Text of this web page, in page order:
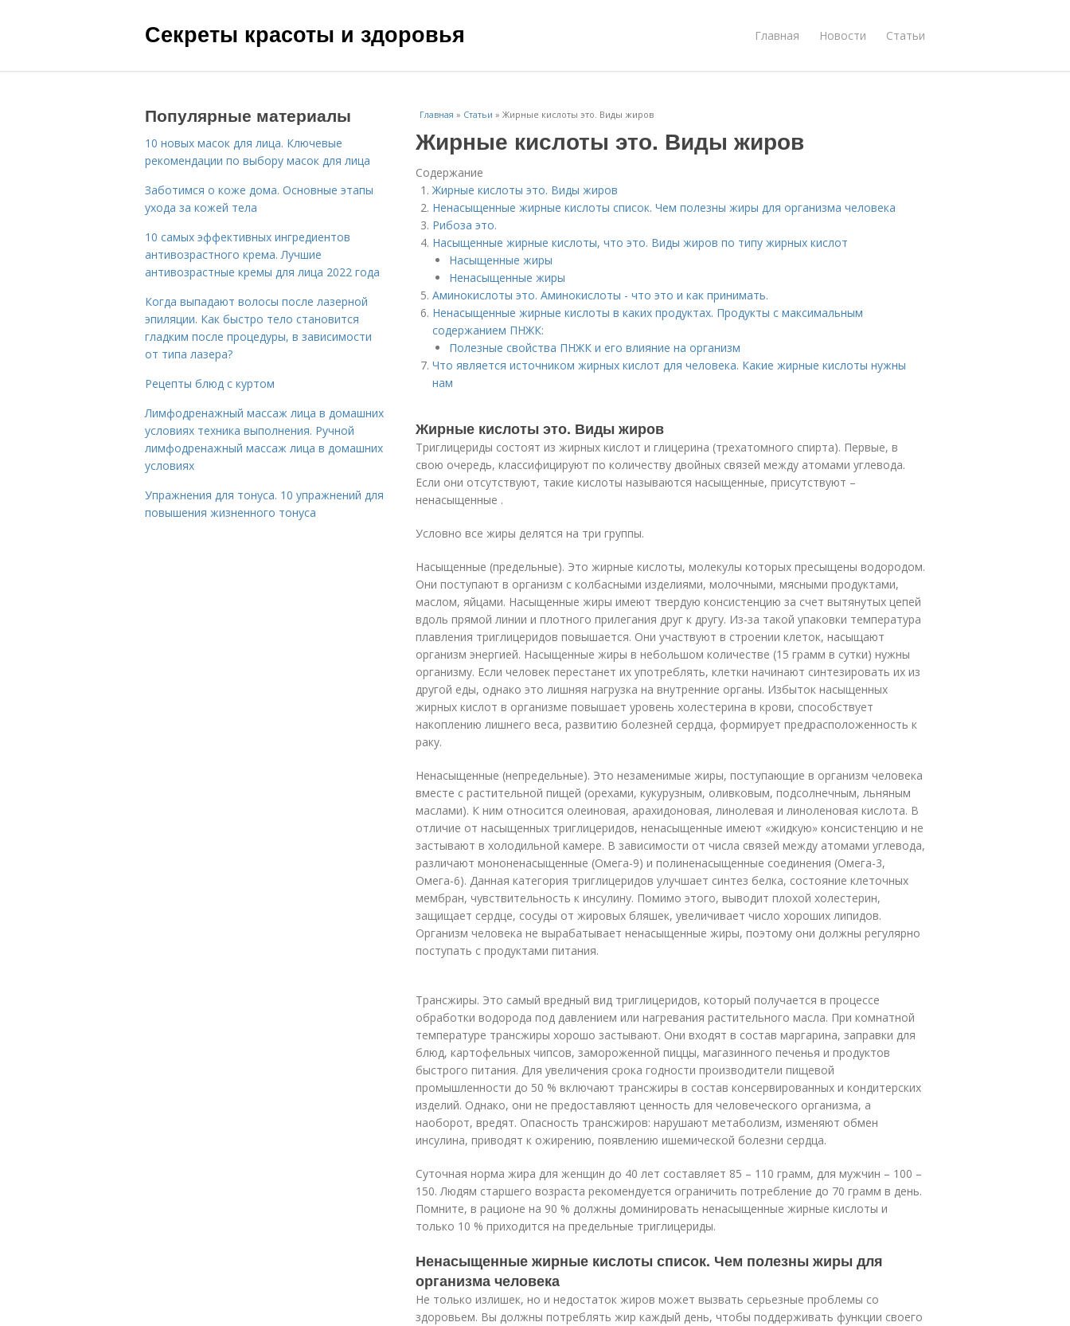
Секреты красоты и здоровья Главная Новости Статьи
Главная » Статьи » Жирные кислоты это. Виды жиров
Жирные кислоты это. Виды жиров
Содержание
Жирные кислоты это. Виды жиров
Ненасыщенные жирные кислоты список. Чем полезны жиры для организма человека
Рибоза это.
Насыщенные жирные кислоты, что это. Виды жиров по типу жирных кислот
Насыщенные жиры
Ненасыщенные жиры
Аминокислоты это. Аминокислоты - что это и как принимать.
Ненасыщенные жирные кислоты в каких продуктах. Продукты с максимальным
содержанием ПНЖК:
Полезные свойства ПНЖК и его влияние на организм
Что является источником жирных кислот для человека. Какие жирные кислоты нужны
нам
Жирные кислоты это. Виды жиров
Триглицериды состоят из жирных кислот и глицерина (трехатомного спирта). Первые, в
свою очередь, классифицируют по количеству двойных связей между атомами углевода.
Если они отсутствуют, такие кислоты называются насыщенные, присутствуют –
ненасыщенные .
Условно все жиры делятся на три группы.
Насыщенные (предельные). Это жирные кислоты, молекулы которых пресыщены водородом.
Они поступают в организм с колбасными изделиями, молочными, мясными продуктами,
маслом, яйцами. Насыщенные жиры имеют твердую консистенцию за счет вытянутых цепей
вдоль прямой линии и плотного прилегания друг к другу. Из-за такой упаковки температура
плавления триглицеридов повышается. Они участвуют в строении клеток, насыщают
организм энергией. Насыщенные жиры в небольшом количестве (15 грамм в сутки) нужны
организму. Если человек перестанет их употреблять, клетки начинают синтезировать их из
другой еды, однако это лишняя нагрузка на внутренние органы. Избыток насыщенных
жирных кислот в организме повышает уровень холестерина в крови, способствует
накоплению лишнего веса, развитию болезней сердца, формирует предрасположенность к
раку.
Ненасыщенные (непредельные). Это незаменимые жиры, поступающие в организм человека
вместе с растительной пищей (орехами, кукурузным, оливковым, подсолнечным, льняным
маслами). К ним относится олеиновая, арахидоновая, линолевая и линоленовая кислота. В
отличие от насыщенных триглицеридов, ненасыщенные имеют «жидкую» консистенцию и не
застывают в холодильной камере. В зависимости от числа связей между атомами углевода,
различают мононенасыщенные (Омега-9) и полиненасыщенные соединения (Омега-3,
Омега-6). Данная категория триглицеридов улучшает синтез белка, состояние клеточных
мембран, чувствительность к инсулину. Помимо этого, выводит плохой холестерин,
защищает сердце, сосуды от жировых бляшек, увеличивает число хороших липидов.
Организм человека не вырабатывает ненасыщенные жиры, поэтому они должны регулярно
поступать с продуктами питания.
Трансжиры. Это самый вредный вид триглицеридов, который получается в процессе
обработки водорода под давлением или нагревания растительного масла. При комнатной
температуре трансжиры хорошо застывают. Они входят в состав маргарина, заправки для
блюд, картофельных чипсов, замороженной пиццы, магазинного печенья и продуктов
быстрого питания. Для увеличения срока годности производители пищевой
промышленности до 50 % включают трансжиры в состав консервированных и кондитерских
изделий. Однако, они не предоставляют ценность для человеческого организма, а
наоборот, вредят. Опасность трансжиров: нарушают метаболизм, изменяют обмен
инсулина, приводят к ожирению, появлению ишемической болезни сердца.
Суточная норма жира для женщин до 40 лет составляет 85 – 110 грамм, для мужчин – 100 –
150. Людям старшего возраста рекомендуется ограничить потребление до 70 грамм в день.
Помните, в рационе на 90 % должны доминировать ненасыщенные жирные кислоты и
только 10 % приходится на предельные триглицериды.
Ненасыщенные жирные кислоты список. Чем полезны жиры для
организма человека
Не только излишек, но и недостаток жиров может вызвать серьезные проблемы со
здоровьем. Вы должны потреблять жир каждый день, чтобы поддерживать функции своего
Популярные материалы
10 новых масок для лица. Ключевые
рекомендации по выбору масок для лица
Заботимся о коже дома. Основные этапы
ухода за кожей тела
10 самых эффективных ингредиентов
антивозрастного крема. Лучшие
антивозрастные кремы для лица 2022 года
Когда выпадают волосы после лазерной
эпиляции. Как быстро тело становится
гладким после процедуры, в зависимости
от типа лазера?
Рецепты блюд с куртом
Лимфодренажный массаж лица в домашних
условиях техника выполнения. Ручной
лимфодренажный массаж лица в домашних
условиях
Упражнения для тонуса. 10 упражнений для
повышения жизненного тонуса